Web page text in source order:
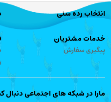
انتخاب رده سنی
خدمات مشتریان
پیگیری سفارش
مارا در شبکه های اجتماعی دنبال